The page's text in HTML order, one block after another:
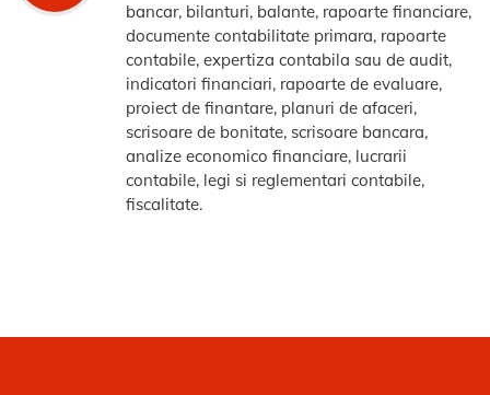
bancar, bilanturi, balante, rapoarte financiare,
documente contabilitate primara, rapoarte
contabile, expertiza contabila sau de audit,
indicatori financiari, rapoarte de evaluare,
proiect de finantare, planuri de afaceri,
scrisoare de bonitate, scrisoare bancara,
analize economico financiare, lucrarii
contabile, legi si reglementari contabile,
fiscalitate.